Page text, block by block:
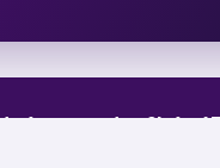
à sexta, das 9h às